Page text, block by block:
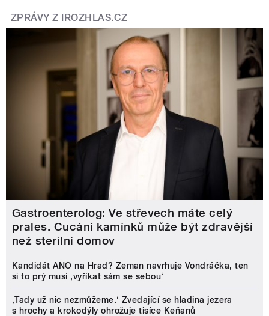
ZPRÁVY Z IROZHLAS.CZ
Gastroenterolog: Ve střevech máte celý
prales. Cucání kamínků může být zdravější
než sterilní domov
Kandidát ANO na Hrad? Zeman navrhuje Vondráčka, ten
si to prý musí ‚vyříkat sám se sebou‘
‚Tady už nic nezmůžeme.‘ Zvedající se hladina jezera
s hrochy a krokodýly ohrožuje tisíce Keňanů